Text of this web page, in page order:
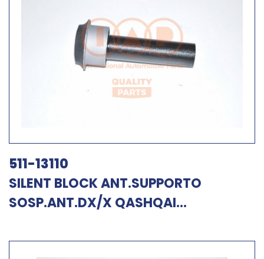
511-13110
SILENT BLOCK ANT.SUPPORTO
SOSP.ANT.DX/X QASHQAI...